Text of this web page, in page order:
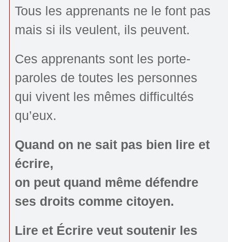
Tous les apprenants ne le font pas
mais si ils veulent, ils peuvent.
Ces apprenants sont les porte-
paroles de toutes les personnes
qui vivent les mêmes difficultés
qu’eux.
Quand on ne sait pas bien lire et
écrire,
on peut quand même défendre
ses droits comme citoyen.
Lire et Écrire veut soutenir les